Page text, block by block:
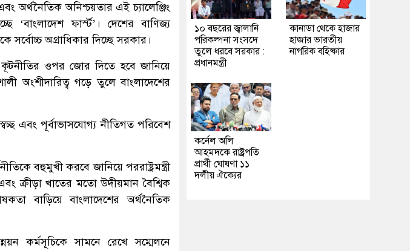
অর্থনৈতিক অনিশ্চয়তার এই চ্যালেঞ্জিং
‘বাংলাদেশ ফার্স্ট’। দেশের বাণিজ্য
সর্বোচ্চ অগ্রাধিকার দিচ্ছে সরকার।
ওপর জোর দিতে হবে জানিয়ে
অংশীদারিত্ব গড়ে তুলে বাংলাদেশের
এবং পূর্বাভাসযোগ্য নীতিগত পরিবেশ
বহুমুখী করবে জানিয়ে পররাষ্ট্রমন্ত্রী
ক্রীড়া খাতের মতো উদীয়মান বৈশ্বিক
বাড়িয়ে বাংলাদেশের অর্থনৈতিক
কর্মসূচিকে সামনে রেখে সম্মেলনে
১০ বছরের জ্বালানি
পরিকল্পনা সংসদে
তুলে ধরবে সরকার :
প্রধানমন্ত্রী
কানাডা থেকে হাজার
হাজার ভারতীয়
নাগরিক বহিষ্কার
কর্নেল অলি
আহমদকে রাষ্ট্রপতি
প্রার্থী ঘোষণা ১১
দলীয় ঐক্যের